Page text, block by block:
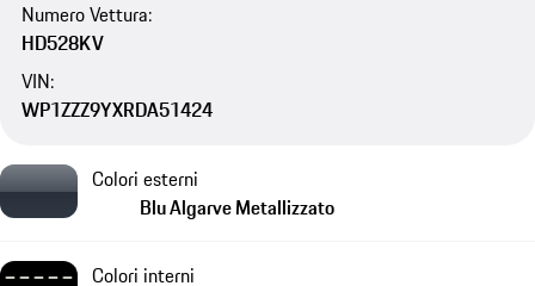
Numero Vettura:
HD528KV
VIN:
WP1ZZZ9YXRDA51424
Colori esterni
Blu Algarve Metallizzato
Colori interni